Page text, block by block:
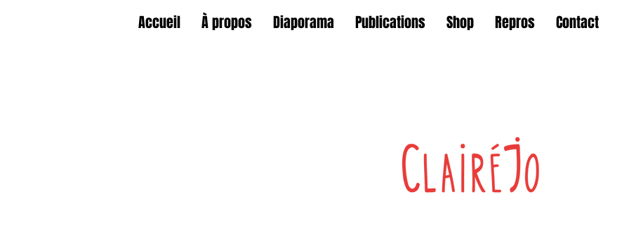
Accueil À propos Diaporama Publications Shop Repros Contact